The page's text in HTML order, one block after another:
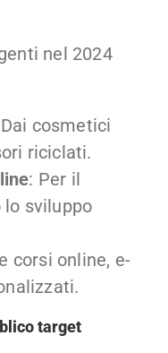
nel 2024
cosmetici
riciclati.
: Per il
lo sviluppo
corsi online, e-
target